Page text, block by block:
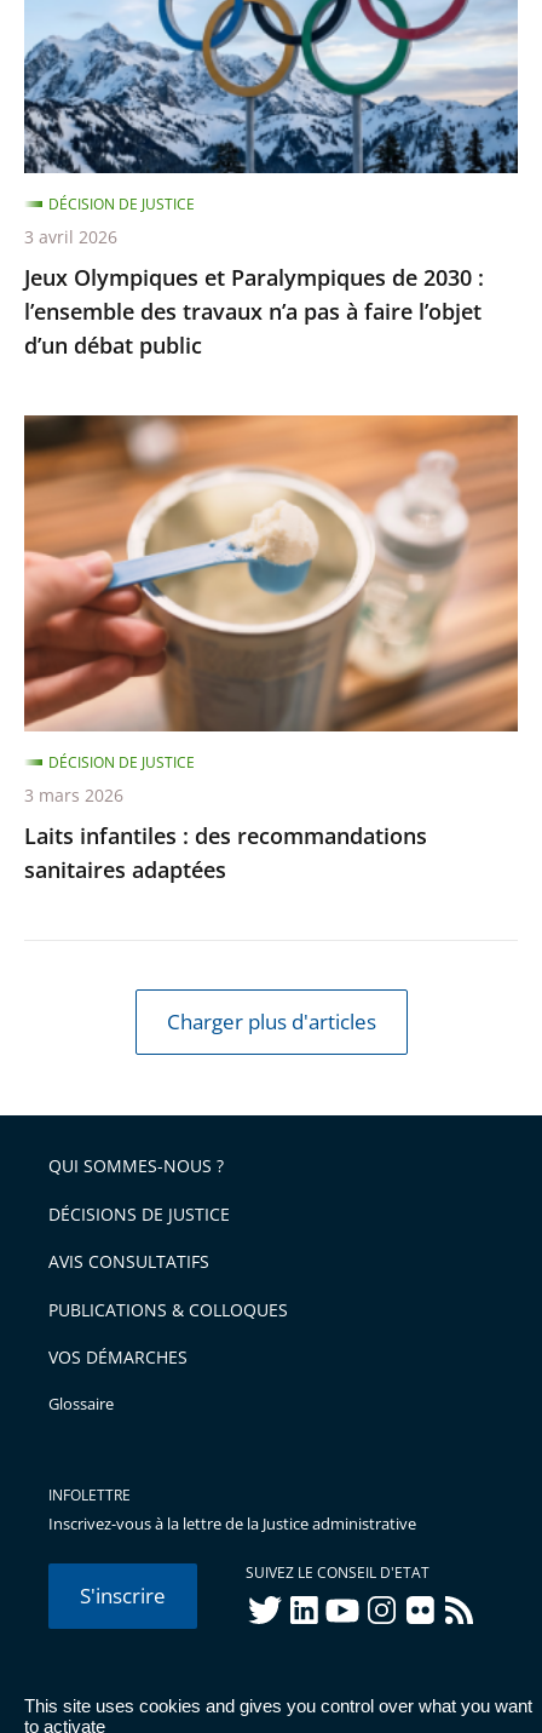
This site uses cookies and gives you control over what you want
to activate
œ...
2030
:
l’ensemble
des
travaux
n’a
pas
à
faire
l’objet
débat
public
Jeux Olympiques et Paralympiques de 2030 :
l’ensemble des travaux n’a pas à faire l’objet
d’un débat public
DÉCISION DE JUSTICE
3 avril 2026
Laits
infantiles
:
recommandations
sanitaires
adaptées
Laits infantiles : des recommandations
sanitaires adaptées
DÉCISION DE JUSTICE
3 mars 2026
Charger plus d'articles
QUI SOMMES-NOUS ?
DÉCISIONS DE JUSTICE
AVIS CONSULTATIFS
PUBLICATIONS & COLLOQUES
VOS DÉMARCHES
Glossaire
INFOLETTRE
Inscrivez-vous à la lettre de la Justice administrative
S'inscrire
SUIVEZ LE CONSEIL D'ETAT
twitterlinkedInyoutubeinstagram
flickr rss
© Conseil d'État 2026 - Mentions légales
Données